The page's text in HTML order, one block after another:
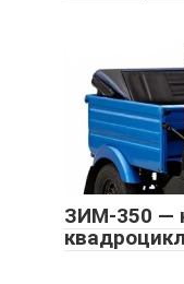
ЗИМ-350 —